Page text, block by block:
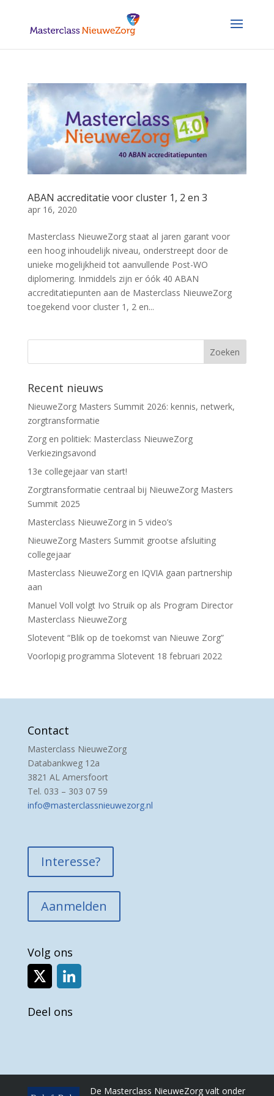
ABAN accreditatie voor cluster 1, 2 en 3
apr 16, 2020
Masterclass NieuweZorg staat al jaren garant voor
een hoog inhoudelijk niveau, onderstreept door de
unieke mogelijkheid tot aanvullende Post-WO
diplomering. Inmiddels zijn er óók 40 ABAN
accreditatiepunten aan de Masterclass NieuweZorg
toegekend voor cluster 1, 2 en...
Recent nieuws
NieuweZorg Masters Summit 2026: kennis, netwerk,
zorgtransformatie
Zorg en politiek: Masterclass NieuweZorg
Verkiezingsavond
13e collegejaar van start!
Zorgtransformatie centraal bij NieuweZorg Masters
Summit 2025
Masterclass NieuweZorg in 5 video’s
NieuweZorg Masters Summit grootse afsluiting
collegejaar
Masterclass NieuweZorg en IQVIA gaan partnership
aan
Manuel Voll volgt Ivo Struik op als Program Director
Masterclass NieuweZorg
Slotevent “Blik op de toekomst van Nieuwe Zorg”
Voorlopig programma Slotevent 18 februari 2022
Contact
Masterclass NieuweZorg
Databankweg 12a
3821 AL Amersfoort
Tel. 033 – 303 07 59
info@masterclassnieuwezorg.nl
Interesse?
Aanmelden
Volg ons
Deel ons
De Masterclass NieuweZorg valt onder